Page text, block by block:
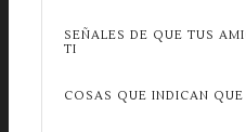
SEÑALES DE QUE TUS
TI
COSAS QUE INDICAN